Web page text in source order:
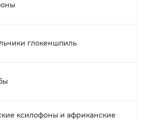
глокеншпиль
ксилофоны и африканские